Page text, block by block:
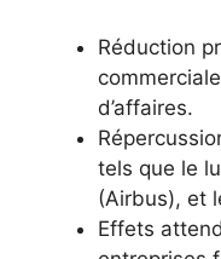
Réduction
d’affaires.
tels que le
(Airbus), et
Effets